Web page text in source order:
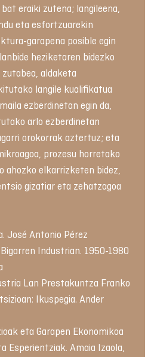
eraiki zutena; langileena,
eta esfortzuarekin
garapena posible egin
heziketaren bidezko
aldaketa
langile kualifikatua
ezberdinetan egin da,
arlo ezberdinetan
orokorrak aztertuz; eta
prozesu horretako
ahozko elkarrizketen bidez,
gizatiar eta zehatzagoa
José Antonio Pérez
Industrian. 1950-1980
Lan Prestakuntza Franko
Ikuspegia. Ander
eta Garapen Ekonomikoa
Esperientziak. Amaia Izaola,